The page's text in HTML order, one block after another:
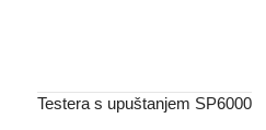
Testera s upuštanjem SP6000